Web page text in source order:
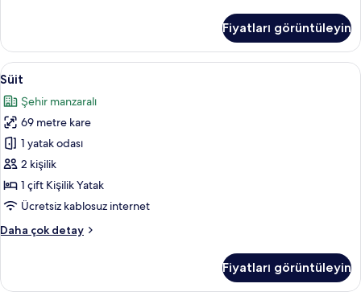
fazla
detay
Fiyatları görüntüleyin
Süit
için
tüm
fotoğrafları
görün
Kaliteli yatak takımı, memory foam
11
Süit
Şehir manzaralı
69 metre kare
1 yatak odası
2 kişilik
1 çift Kişilik Yatak
Ücretsiz kablosuz internet
Daha çok detay
Süit
detay
Fiyatları görüntüleyin